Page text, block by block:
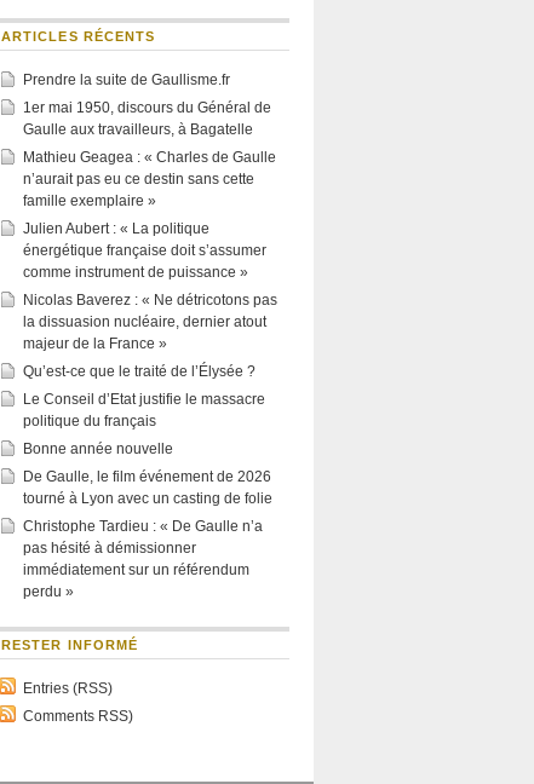
ARTICLES RÉCENTS
Prendre la suite de Gaullisme.fr
1er mai 1950, discours du Général de
Gaulle aux travailleurs, à Bagatelle
Mathieu Geagea : « Charles de Gaulle
n’aurait pas eu ce destin sans cette
famille exemplaire »
Julien Aubert : « La politique
énergétique française doit s’assumer
comme instrument de puissance »
Nicolas Baverez : « Ne détricotons pas
la dissuasion nucléaire, dernier atout
majeur de la France »
Qu’est-ce que le traité de l’Élysée ?
Le Conseil d’Etat justifie le massacre
politique du français
Bonne année nouvelle
De Gaulle, le film événement de 2026
tourné à Lyon avec un casting de folie
Christophe Tardieu : « De Gaulle n’a
pas hésité à démissionner
immédiatement sur un référendum
perdu »
RESTER INFORMÉ
Entries (RSS)
Comments RSS)